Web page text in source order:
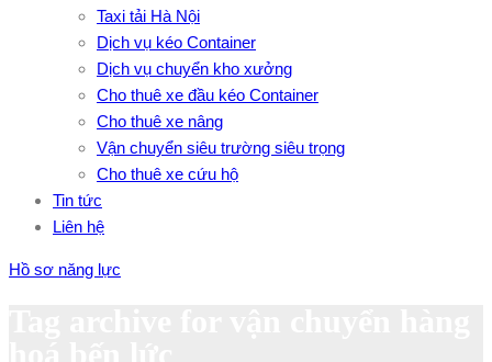
Taxi tải Hà Nội
Dịch vụ kéo Container
Dịch vụ chuyển kho xưởng
Cho thuê xe đầu kéo Container
Cho thuê xe nâng
Vận chuyển siêu trường siêu trọng
Cho thuê xe cứu hộ
Tin tức
Liên hệ
Hồ sơ năng lực